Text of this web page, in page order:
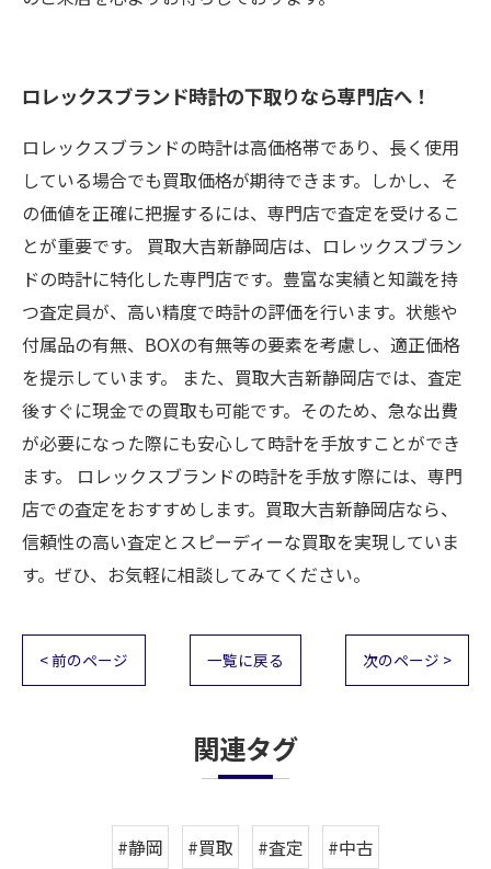
ロレックスブランド時計の下取りなら専門店へ！
ロレックスブランドの時計は高価格帯であり、長く使用
している場合でも買取価格が期待できます。しかし、そ
の価値を正確に把握するには、専門店で査定を受けるこ
とが重要です。 買取大吉新静岡店は、ロレックスブラン
ドの時計に特化した専門店です。豊富な実績と知識を持
つ査定員が、高い精度で時計の評価を行います。状態や
付属品の有無、BOXの有無等の要素を考慮し、適正価格
を提示しています。 また、買取大吉新静岡店では、査定
後すぐに現金での買取も可能です。そのため、急な出費
が必要になった際にも安心して時計を手放すことができ
ます。 ロレックスブランドの時計を手放す際には、専門
店での査定をおすすめします。買取大吉新静岡店なら、
信頼性の高い査定とスピーディーな買取を実現していま
す。ぜひ、お気軽に相談してみてください。
< 前のページ 一覧に戻る 次のページ >
関連タグ
#静岡 #買取 #査定 #中古